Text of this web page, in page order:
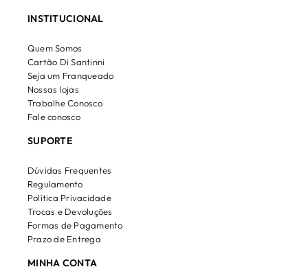
INSTITUCIONAL
Quem Somos
Cartão Di Santinni
Seja um Franqueado
Nossas lojas
Trabalhe Conosco
Fale conosco
SUPORTE
Dúvidas Frequentes
Regulamento
Política Privacidade
Trocas e Devoluções
Formas de Pagamento
Prazo de Entrega
MINHA CONTA